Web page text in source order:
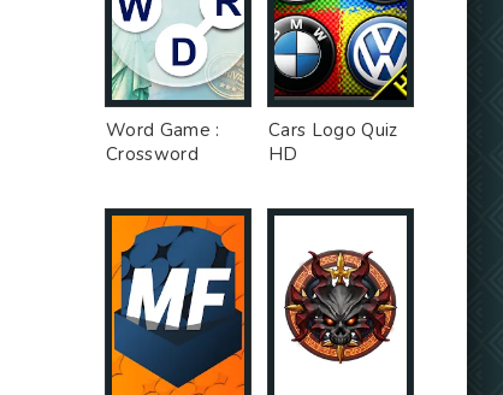
Word Game :
Crossword
Cars Logo Quiz
HD